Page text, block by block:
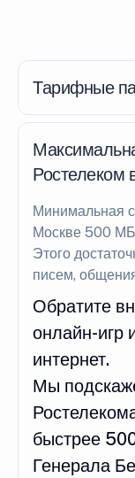
Тарифные
Ростелеком
Минимальная
Москве 500
Этого
писем,
Обратите
онлайн-игр
интернет.
Мы
быстрее
Генерала